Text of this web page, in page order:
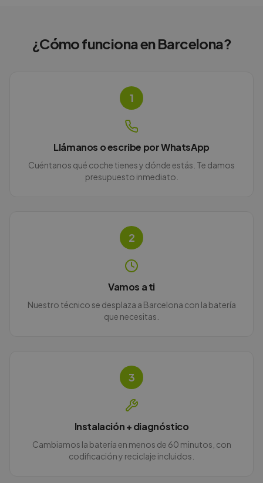
¿Cómo funciona enBarcelona?
1
Llámanos o escribe por WhatsApp
Cuéntanos qué coche tienes y dónde estás. Te damos
presupuesto inmediato.
2
Vamos a ti
Nuestro técnico se desplaza a Barcelona con la batería
que necesitas.
3
Instalación + diagnóstico
Cambiamos la batería en menos de 60 minutos, con
codificación y reciclaje incluidos.